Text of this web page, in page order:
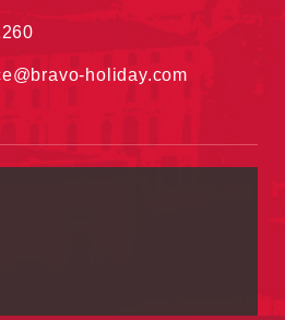
holiday.com